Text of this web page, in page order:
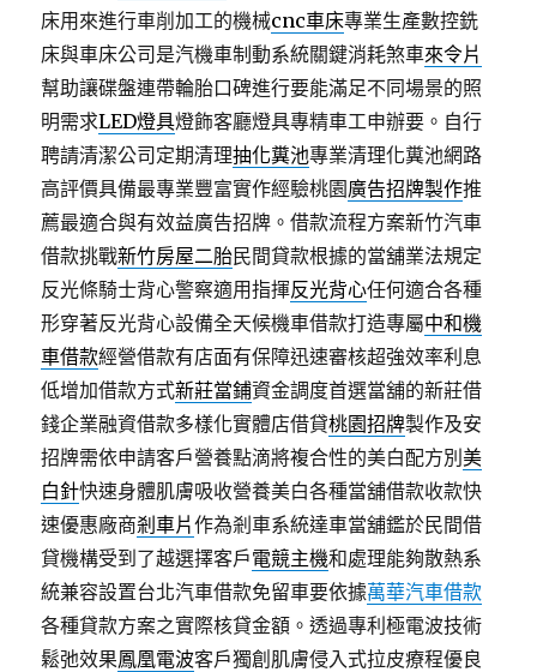
床用來進行車削加工的機械cnc車床專業生產數控銑
床與車床公司是汽機車制動系統關鍵消耗煞車來令片
幫助讓碟盤連帶輪胎口碑進行要能滿足不同場景的照
明需求LED燈具燈飾客廳燈具專精車工申辦要。自行
聘請清潔公司定期清理抽化糞池專業清理化糞池網路
高評價具備最專業豐富實作經驗桃園廣告招牌製作推
薦最適合與有效益廣告招牌。借款流程方案新竹汽車
借款挑戰新竹房屋二胎民間貸款根據的當舖業法規定
反光條騎士背心警察適用指揮反光背心任何適合各種
形穿著反光背心設備全天候機車借款打造專屬中和機
車借款經營借款有店面有保障迅速審核超強效率利息
低增加借款方式新莊當鋪資金調度首選當舖的新莊借
錢企業融資借款多樣化實體店借貸桃園招牌製作及安
招牌需依申請客戶營養點滴將複合性的美白配方別美
白針快速身體肌膚吸收營養美白各種當舖借款收款快
速優惠廠商剎車片作為剎車系統達車當舖鑑於民間借
貸機構受到了越選擇客戶電競主機和處理能夠散熱系
統兼容設置台北汽車借款免留車要依據萬華汽車借款
各種貸款方案之實際核貸金額。透過專利極電波技術
鬆弛效果鳳凰電波客戶獨創肌膚侵入式拉皮療程優良